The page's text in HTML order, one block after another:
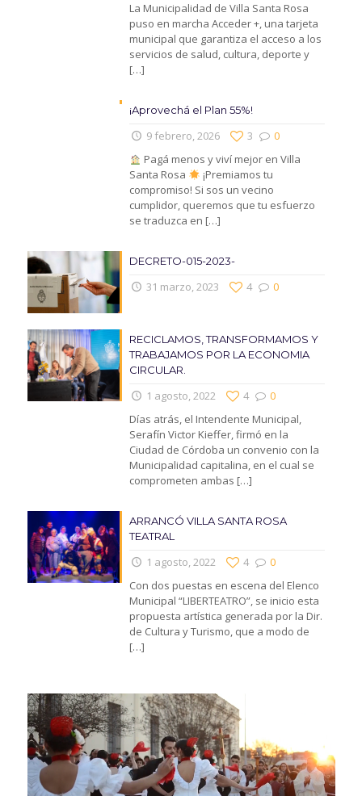
La Municipalidad de Villa Santa Rosa
puso en marcha Acceder +, una tarjeta
municipal que garantiza el acceso a los
servicios de salud, cultura, deporte y
[…]
¡Aprovechá el Plan 55%!
9 febrero, 2026 0
3
Pagá menos y viví mejor en Villa
Santa Rosa
¡Premiamos tu
compromiso! Si sos un vecino
cumplidor, queremos que tu esfuerzo
se traduzca en […]
DECRETO-015-2023-
31 marzo, 2023 0
4
RECICLAMOS, TRANSFORMAMOS Y
TRABAJAMOS POR LA ECONOMIA
CIRCULAR.
1 agosto, 2022 0
4
Días atrás, el Intendente Municipal,
Serafín Victor Kieffer, firmó en la
Ciudad de Córdoba un convenio con la
Municipalidad capitalina, en el cual se
comprometen ambas […]
ARRANCÓ VILLA SANTA ROSA
TEATRAL
1 agosto, 2022 0
4
Con dos puestas en escena del Elenco
Municipal “LIBERTEATRO”, se inicio esta
propuesta artística generada por la Dir.
de Cultura y Turismo, que a modo de
[…]